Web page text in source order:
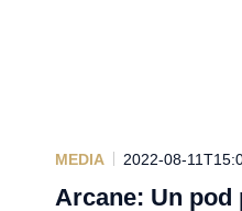
MEDIA 2022-08-
Arcane: Un pod